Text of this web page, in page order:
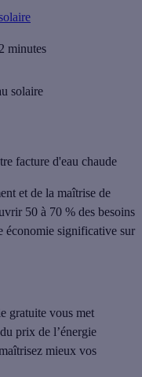
minutes
solaire
facture d'eau chaude
et de la maîtrise de
50 à 70 % des besoins
économie significative sur
gratuite vous met
prix de l’énergie
mieux vos